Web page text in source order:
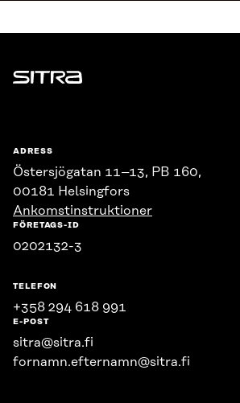
Sitra
ADRESS
Östersjögatan 11–13, PB 160,
00181 Helsingfors
Ankomstinstruktioner
FÖRETAGS-ID
0202132-3
TELEFON
+358 294 618 991
E-POST
sitra@sitra.fi
fornamn.efternamn@sitra.fi